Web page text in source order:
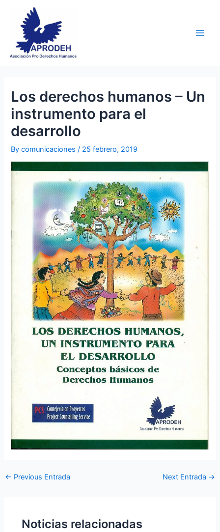
content
Los derechos humanos – Un
instrumento para el
desarrollo
Bycomunicaciones/ 25 febrero, 2019
navigation
← Previous Entrada Next Entrada →
Noticias relacionadas